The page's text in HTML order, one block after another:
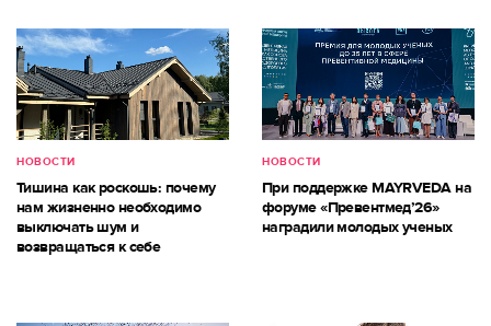
НОВОСТИ
Тишина как роскошь: почему
нам жизненно необходимо
выключать шум и
возвращаться к себе
НОВОСТИ
При поддержке MAYRVEDA на
форуме «Превентмед’26»
наградили молодых ученых